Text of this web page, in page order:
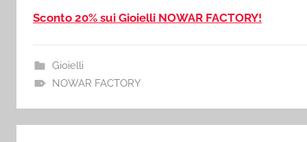
Sconto 20% sui Gioielli NOWAR FACTORY!
Gioielli
NOWAR FACTORY